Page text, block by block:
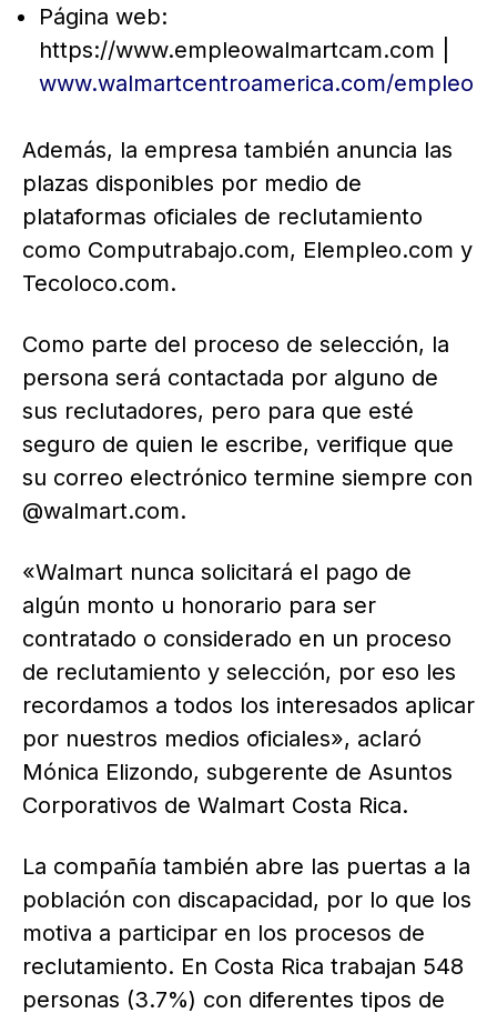
Página web:
https://www.empleowalmartcam.com |
www.walmartcentroamerica.com/empleo
Además, la empresa también anuncia las
plazas disponibles por medio de
plataformas oficiales de reclutamiento
como Computrabajo.com, Elempleo.com y
Tecoloco.com.
Como parte del proceso de selección, la
persona será contactada por alguno de
sus reclutadores, pero para que esté
seguro de quien le escribe, verifique que
su correo electrónico termine siempre con
@walmart.com.
«Walmart nunca solicitará el pago de
algún monto u honorario para ser
contratado o considerado en un proceso
de reclutamiento y selección, por eso les
recordamos a todos los interesados aplicar
por nuestros medios oficiales», aclaró
Mónica Elizondo, subgerente de Asuntos
Corporativos de Walmart Costa Rica.
La compañía también abre las puertas a la
población con discapacidad, por lo que los
motiva a participar en los procesos de
reclutamiento. En Costa Rica trabajan 548
personas (3.7%) con diferentes tipos de